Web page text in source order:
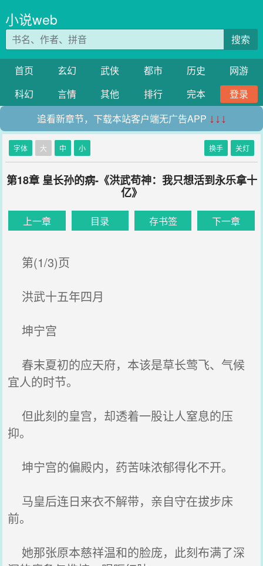
小说web
搜索
首页 玄幻 武侠 都市 历史
网游
科幻
言情 其他 排行 完本
登录
追看新章节，下载本站客户端无广告APP ↓↓↓
字体 大 中 小 换手 关灯
第18章 皇长孙的病-《洪武苟神：我只想活到永乐拿十
亿》
上一章 目录 存书签 下一章
第(1/3)页
洪武十五年四月
坤宁宫
春末夏初的应天府，本该是草长莺飞、气候
宜人的时节。
但此刻的皇宫，却透着一股让人窒息的压
抑。
坤宁宫的偏殿内，药苦味浓郁得化不开。
马皇后连日来衣不解带，亲自守在拔步床
前。
她那张原本慈祥温和的脸庞，此刻布满了深